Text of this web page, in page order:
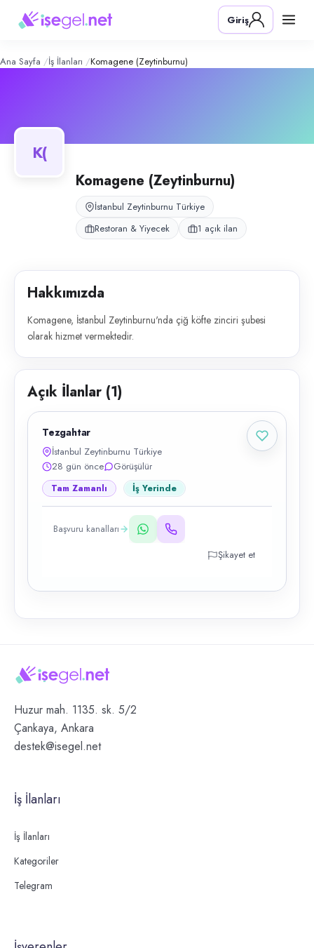
(Zeytinburnu) – Şirket
Konum:
Komagene, İstanbul Zeytinburnu'nda çiğ köfte zinciri şubesi olarak
Giriş
Ana Sayfa İş İlanları Komagene (Zeytinburnu)
K(
Komagene (Zeytinburnu)
İstanbul Zeytinburnu Türkiye
Restoran & Yiyecek
1 açık ilan
Hakkımızda
Komagene, İstanbul Zeytinburnu'nda çiğ köfte zinciri şubesi
olarak hizmet vermektedir.
Açık İlanlar (1)
Tezgahtar
İstanbul Zeytinburnu Türkiye
28 gün önce
Görüşülür
Tam Zamanlı İş Yerinde
Başvuru kanalları
Şikayet et
Huzur mah. 1135. sk. 5/2
Çankaya, Ankara
destek@isegel.net
İş İlanları
İş İlanları
Kategoriler
Telegram